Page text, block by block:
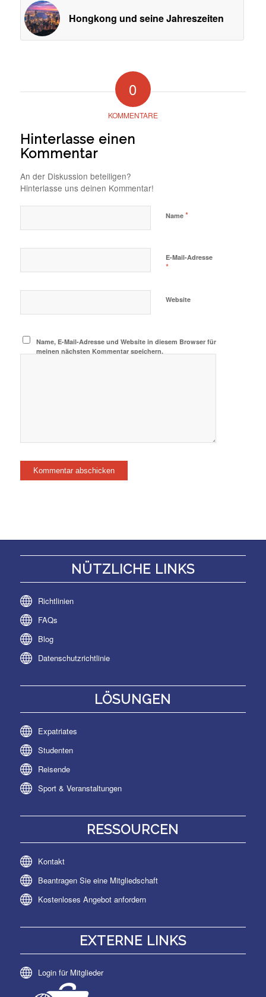
Hongkong und seine Jahreszeiten
0
KOMMENTARE
Hinterlasse einen
Kommentar
An der Diskussion beteiligen?
Hinterlasse uns deinen Kommentar!
Name *
E-Mail-Adresse
*
Website
Name, E-Mail-Adresse und Website in diesem Browser für
meinen nächsten Kommentar speichern.
NÜTZLICHE LINKS
Richtlinien
FAQs
Blog
Datenschutzrichtlinie
LÖSUNGEN
Expatriates
Studenten
Reisende
Sport & Veranstaltungen
RESSOURCEN
Kontakt
Beantragen Sie eine Mitgliedschaft
Kostenloses Angebot anfordern
EXTERNE LINKS
Login für Mitglieder